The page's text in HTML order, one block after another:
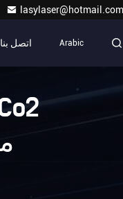
lasylaser@hotmail.com
اتصل بنا Arabic